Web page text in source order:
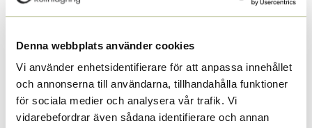
Denna webbplats använder cookies
Vi använder enhetsidentifierare för att anpassa innehållet
och annonserna till användarna, tillhandahålla funktioner
för sociala medier och analysera vår trafik. Vi
vidarebefordrar även sådana identifierare och annan
Odlingstester
Mät och observera Observera Odlingstester